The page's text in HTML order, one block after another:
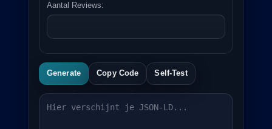
Aantal Reviews:
Generate Copy Code Self-Test